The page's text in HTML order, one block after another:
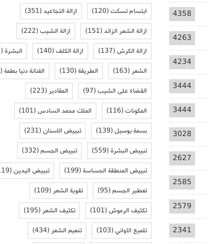
4358
4263
4234
3444
3444
3028
2627
2585
2579
2341
ابتسام تسكت(120) ازالة التجاعيد(351)
ازالة الشعر الزائد(151) ازالة الشيب(222)
ازالة الكرش(137) ازالة الكلف(140) البشرة(194)
الشعر(163) الطريقة(130) الفنانة دنيا بطمة(142)
القضاء على الشيب(97) المقادير(223)
المكونات(116) الملك محمد السادس(101)
بسمة بوسيل(139) تبييض الاسنان(231)
تبييض البشرة(559) تبييض الجسم(332)
تبييض المنطقة الحساسة(199) تبييض اليدين(119)
تعطير الجسم(95) تقوية الشعر(109)
تكثيف الرموش(101) تكثيف الشعر(195)
تلميع الاواني(103) تنعيم الشعر(434)